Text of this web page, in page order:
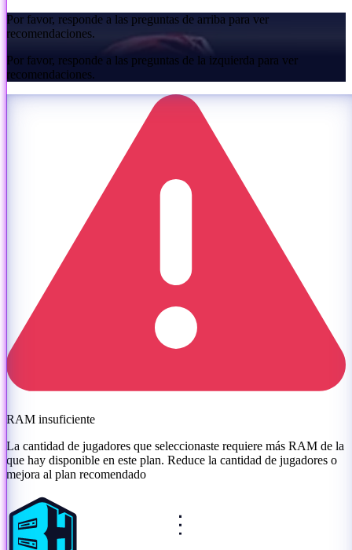
Por favor, responde a las preguntas de arriba para ver
recomendaciones.
Por favor, responde a las preguntas de la izquierda para ver
recomendaciones.
RAM insuficiente
La cantidad de jugadores que seleccionaste requiere más RAM de la
que hay disponible en este plan. Reduce la cantidad de jugadores o
mejora al plan recomendado